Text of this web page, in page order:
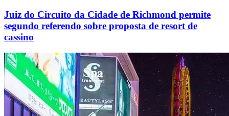
Juiz do Circuito da Cidade de Richmond permite
segundo referendo sobre proposta de resort de
cassino